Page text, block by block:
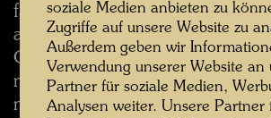
faschistische, kommunistische
amerikanische, ebenso die
Grundlage der geraden Linie
modernen Architekturen für die
nichtsahnend darin wohnen
soziale Medien anbieten zu
Zugriffe auf unsere Website zu
Außerdem geben wir
Verwendung unserer Website an
Partner für soziale Medien,
Analysen weiter. Unsere Partner